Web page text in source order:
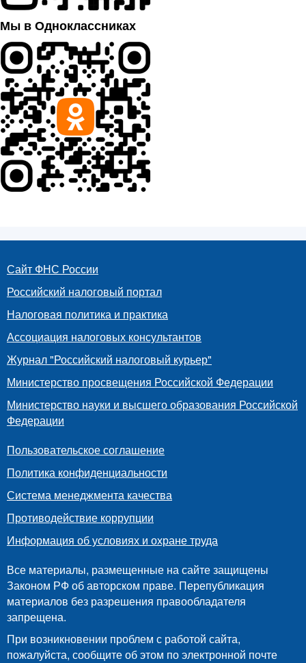
Мы в Одноклассниках
Сайт ФНС России
Российский налоговый портал
Налоговая политика и практика
Ассоциация налоговых консультантов
Журнал "Российский налоговый курьер"
Министерство просвещения Российской Федерации
Министерство науки и высшего образования Российской
Федерации
Пользовательское соглашение
Политика конфиденциальности
Система менеджмента качества
Противодействие коррупции
Информация об условиях и охране труда
Все материалы, размещенные на сайте защищены
Законом РФ об авторском праве. Перепубликация
материалов без разрешения правообладателя
запрещена.
При возникновении проблем с работой сайта,
пожалуйста, сообщите об этом по электронной почте